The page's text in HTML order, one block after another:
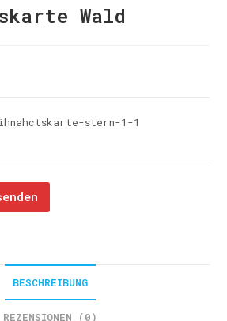
Wald
stern-1-1
BESCHREIBUNG
REZENSIONEN (0)